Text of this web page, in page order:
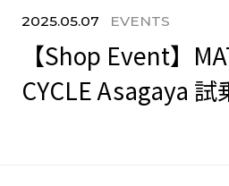
2025.05.07 EVENTS
【Shop Event】
CYCLE Asagaya 試